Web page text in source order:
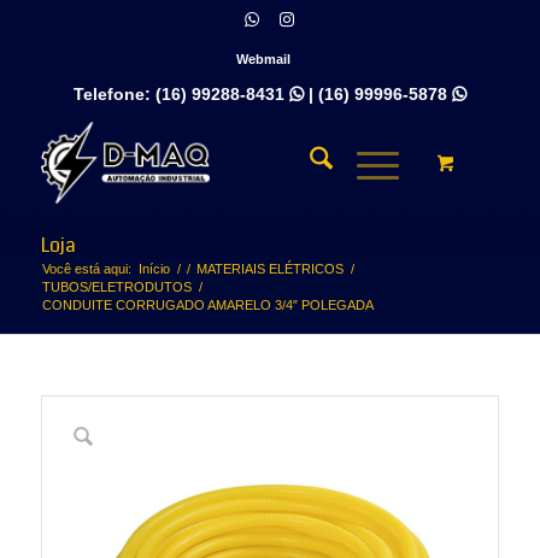
Webmail
Telefone: (16) 99288-8431 | (16) 99996-5878 
Loja
Você está aqui: Início / / MATERIAIS ELÉTRICOS /
TUBOS/ELETRODUTOS /
CONDUITE CORRUGADO AMARELO 3/4″ POLEGADA